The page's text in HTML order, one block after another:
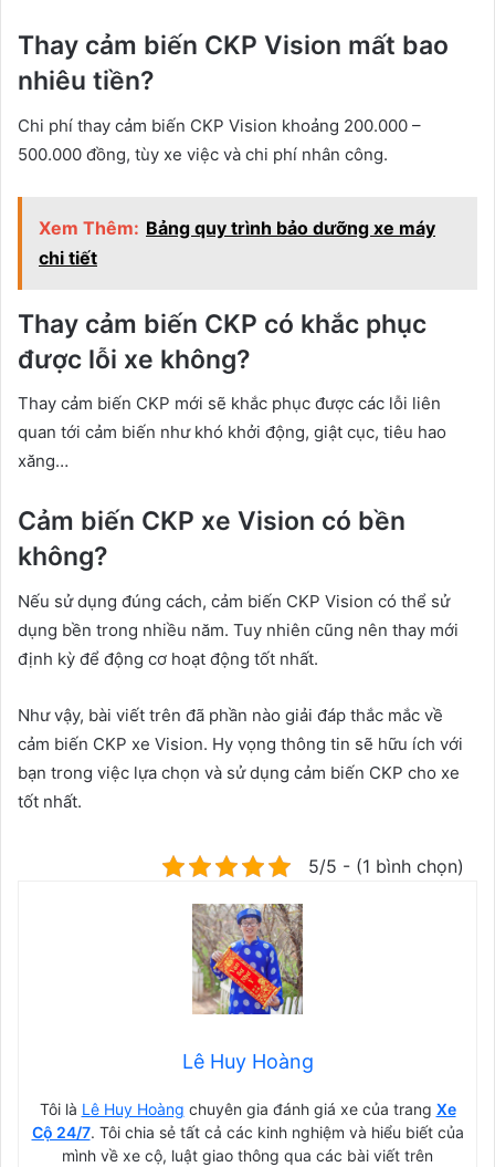
Thay cảm biến CKP Vision mất bao
nhiêu tiền?
Chi phí thay cảm biến CKP Vision khoảng 200.000 –
500.000 đồng, tùy xe việc và chi phí nhân công.
Xem Thêm: Bảng quy trình bảo dưỡng xe máy
chi tiết
Thay cảm biến CKP có khắc phục
được lỗi xe không?
Thay cảm biến CKP mới sẽ khắc phục được các lỗi liên
quan tới cảm biến như khó khởi động, giật cục, tiêu hao
xăng…
Cảm biến CKP xe Vision có bền
không?
Nếu sử dụng đúng cách, cảm biến CKP Vision có thể sử
dụng bền trong nhiều năm. Tuy nhiên cũng nên thay mới
định kỳ để động cơ hoạt động tốt nhất.
Như vậy, bài viết trên đã phần nào giải đáp thắc mắc về
cảm biến CKP xe Vision. Hy vọng thông tin sẽ hữu ích với
bạn trong việc lựa chọn và sử dụng cảm biến CKP cho xe
tốt nhất.
5/5 - (1 bình chọn)
Lê Huy Hoàng
Tôi là Lê Huy Hoàng chuyên gia đánh giá xe của trang Xe
Cộ 24/7. Tôi chia sẻ tất cả các kinh nghiệm và hiểu biết của
mình về xe cộ, luật giao thông qua các bài viết trên